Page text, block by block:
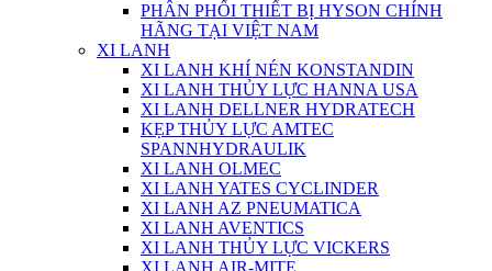
PHÂN PHỐI THIẾT BỊ HYSON CHÍNH
HÃNG TẠI VIỆT NAM
XI LANH
XI LANH KHÍ NÉN KONSTANDIN
XI LANH THỦY LỰC HANNA USA
XI LANH DELLNER HYDRATECH
KẸP THỦY LỰC AMTEC
SPANNHYDRAULIK
XI LANH OLMEC
XI LANH YATES CYCLINDER
XI LANH AZ PNEUMATICA
XI LANH AVENTICS
XI LANH THỦY LỰC VICKERS
XI LANH AIR-MITE